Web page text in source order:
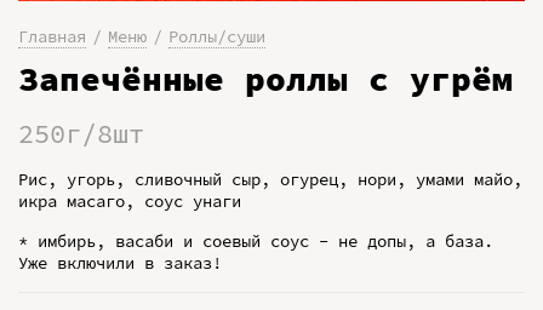
Главная Меню Роллы/суши
Запечённые роллы с угрём
250г/8шт
Рис, угорь, сливочный сыр, огурец, нори, умами майо,
икра масаго, соус унаги
* имбирь, васаби и соевый соус - не допы, а база.
Уже включили в заказ!